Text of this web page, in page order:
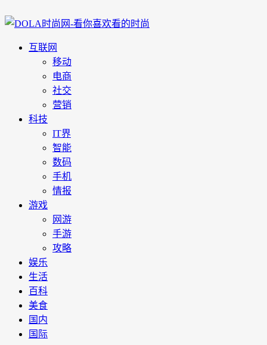
互联网
移动
电商
社交
营销
科技
IT界
智能
数码
手机
情报
游戏
网游
手游
攻略
娱乐
生活
百科
美食
国内
国际